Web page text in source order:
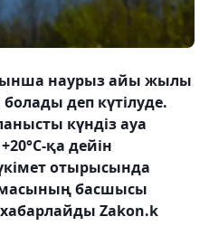
наурыз айы жылы
деп күтілуде.
күндіз ауа
қа дейін
отырысында
басшысы
Zakon.k